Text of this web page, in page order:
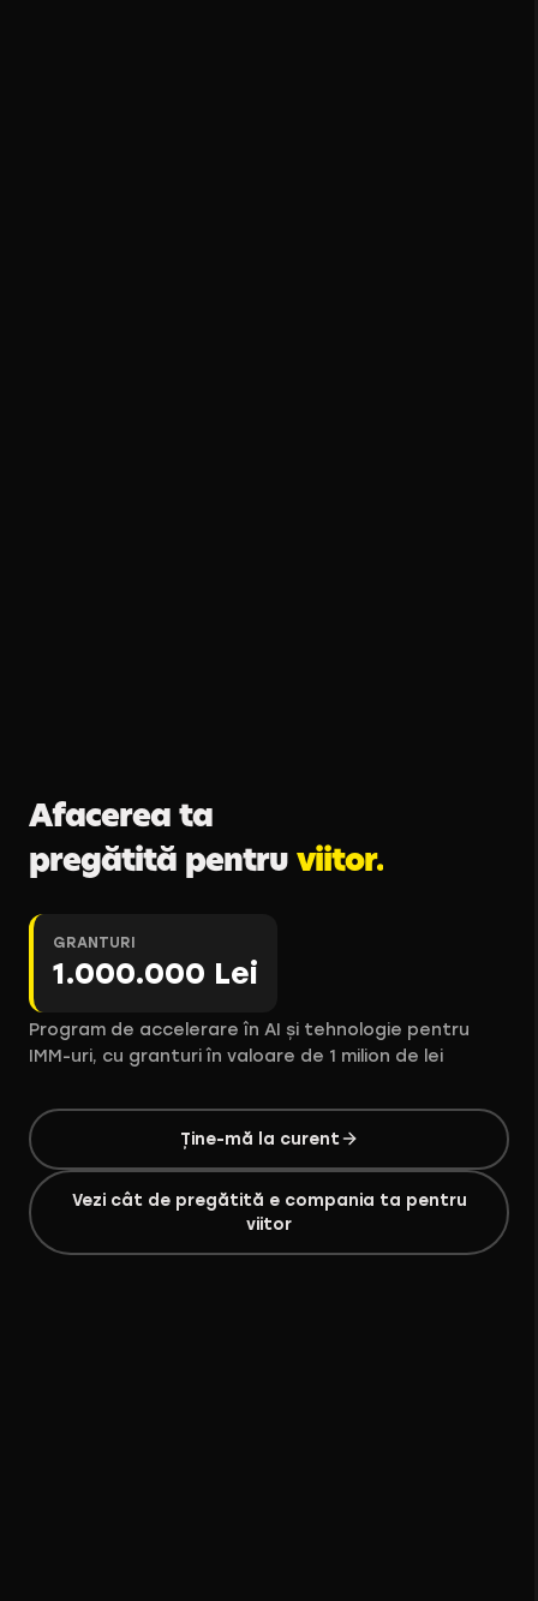
Afacereata
pregătită pentruviitor.
GRANTURI
1.000.000 Lei
Program de accelerare în AI și tehnologie pentru
IMM-uri, cu granturi în valoare de 1 milion de lei
Ține-mă la curent
Vezi cât de pregătită e compania ta pentru
viitor